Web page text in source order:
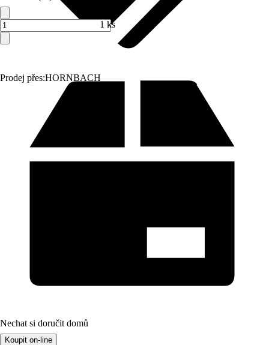
Prodej přes:HORNBACH
1 ks
Nechat si doručit domů
Koupit on-line